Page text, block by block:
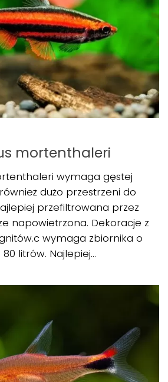
mortenthaleri
wymaga gęstej
dużo przestrzeni do
przefiltrowana przez
napowietrzona. Dekoracje z
wymaga zbiornika o
litrów. Najlepiej...